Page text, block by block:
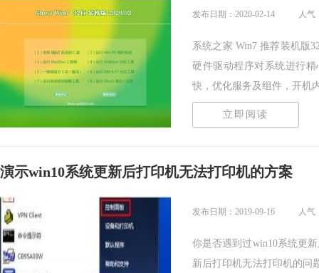
发布日期：2020-02-14 人气
系统之家 Win7 推荐装机版
硬件驱动程序对系统进行
快，优化服务及组件，开机
立即阅读
演示win10系统更新后打印机无法打印机的方案
发布日期：2019-09-16 人气
你是否遇到过win10系统更
新后打印机无法打印机的问